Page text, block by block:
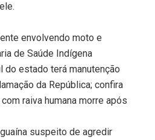
envolvendo moto e
de Saúde Indígena
do estado terá manutenção
da República; confira
raiva humana morre após
suspeito de agredir